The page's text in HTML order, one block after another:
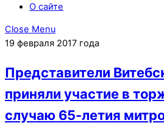
О сайте
Close Menu
19 февраля 2017 года
Представители
приняли участие в
случаю 65-летия